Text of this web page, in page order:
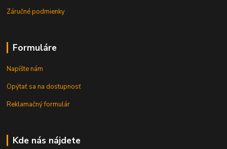
Záručné podmienky
Formuláre
Napíšte nám
Opýtať sa na dostupnosť
Reklamačný formulár
Kde nás nájdete